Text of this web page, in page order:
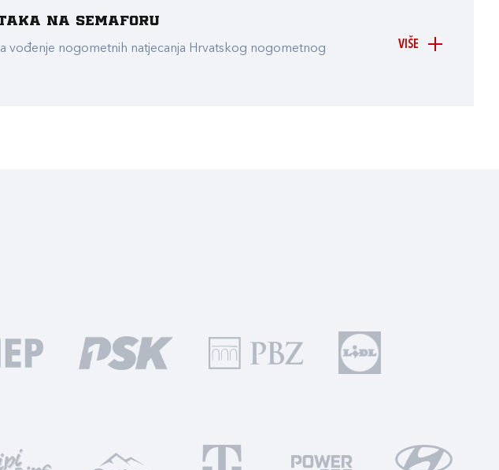
VIŠE
na Semaforu
vođenje nogometnih natjecanja Hrvatskog nogometnog